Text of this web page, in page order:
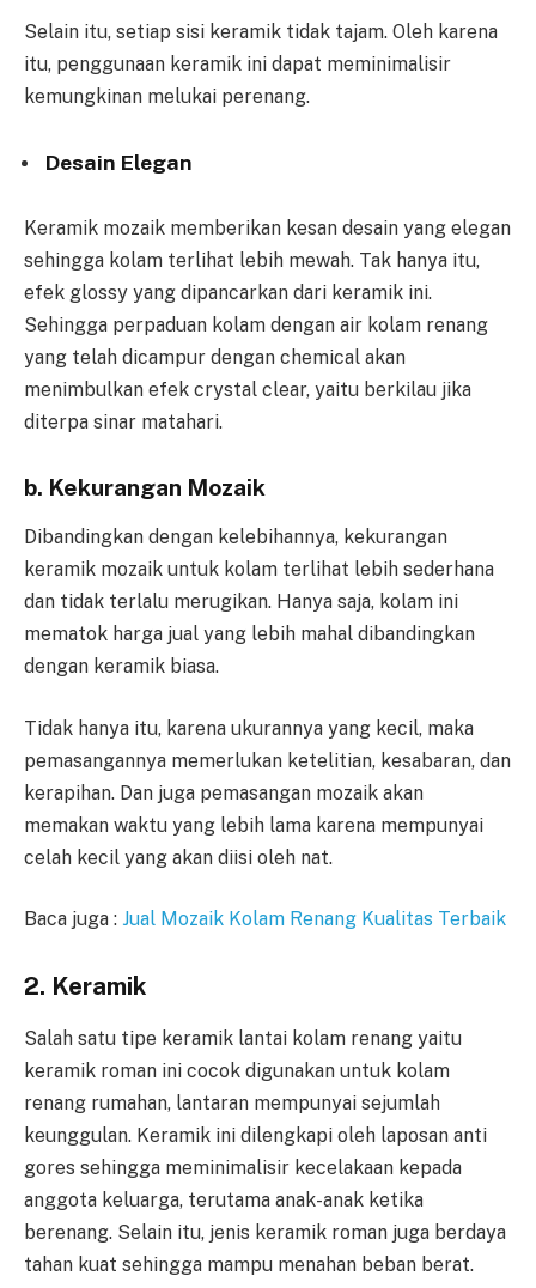
Selain itu, setiap sisi keramik tidak tajam. Oleh karena
itu, penggunaan keramik ini dapat meminimalisir
kemungkinan melukai perenang.
Desain Elegan
Keramik mozaik memberikan kesan desain yang elegan
sehingga kolam terlihat lebih mewah. Tak hanya itu,
efek glossy yang dipancarkan dari keramik ini.
Sehingga perpaduan kolam dengan air kolam renang
yang telah dicampur dengan chemical akan
menimbulkan efek crystal clear, yaitu berkilau jika
diterpa sinar matahari.
b. Kekurangan Mozaik
Dibandingkan dengan kelebihannya, kekurangan
keramik mozaik untuk kolam terlihat lebih sederhana
dan tidak terlalu merugikan. Hanya saja, kolam ini
mematok harga jual yang lebih mahal dibandingkan
dengan keramik biasa.
Tidak hanya itu, karena ukurannya yang kecil, maka
pemasangannya memerlukan ketelitian, kesabaran, dan
kerapihan. Dan juga pemasangan mozaik akan
memakan waktu yang lebih lama karena mempunyai
celah kecil yang akan diisi oleh nat.
Baca juga : Jual Mozaik Kolam Renang Kualitas Terbaik
2. Keramik
Salah satu tipe keramik lantai kolam renang yaitu
keramik roman ini cocok digunakan untuk kolam
renang rumahan, lantaran mempunyai sejumlah
keunggulan. Keramik ini dilengkapi oleh laposan anti
gores sehingga meminimalisir kecelakaan kepada
anggota keluarga, terutama anak-anak ketika
berenang. Selain itu, jenis keramik roman juga berdaya
tahan kuat sehingga mampu menahan beban berat.